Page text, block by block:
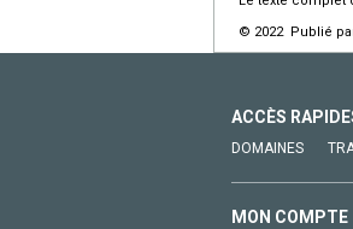
© 2022 Publié
ACCÈS
DOMAINES
MON COMPTE